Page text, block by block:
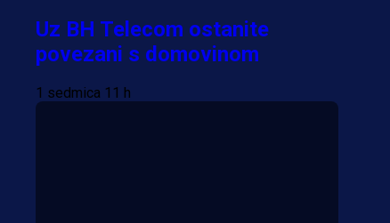
Uz BH Telecom ostanite
povezani s domovinom
1 sedmica 11 h